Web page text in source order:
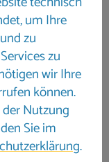
um Ihre
zu
zu
wir Ihre
können.
Nutzung
Sie im
.